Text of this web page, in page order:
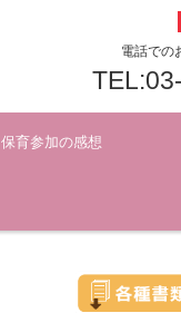
電話での
保育参加の感想